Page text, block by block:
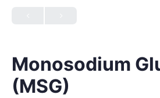
Monosodium
(MSG)